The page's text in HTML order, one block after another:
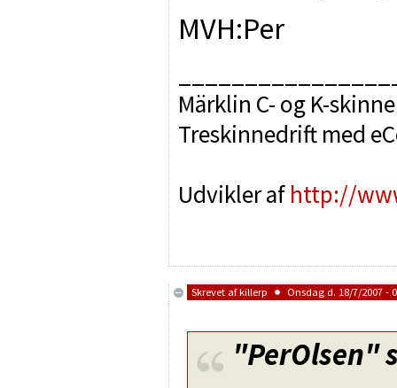
MVH:Per
Märklin C- og K-
Treskinnedrift med
Udvikler af http://
Skrevet afkillerp Onsdag d. 18/7/2007 -
"PerOlsen"